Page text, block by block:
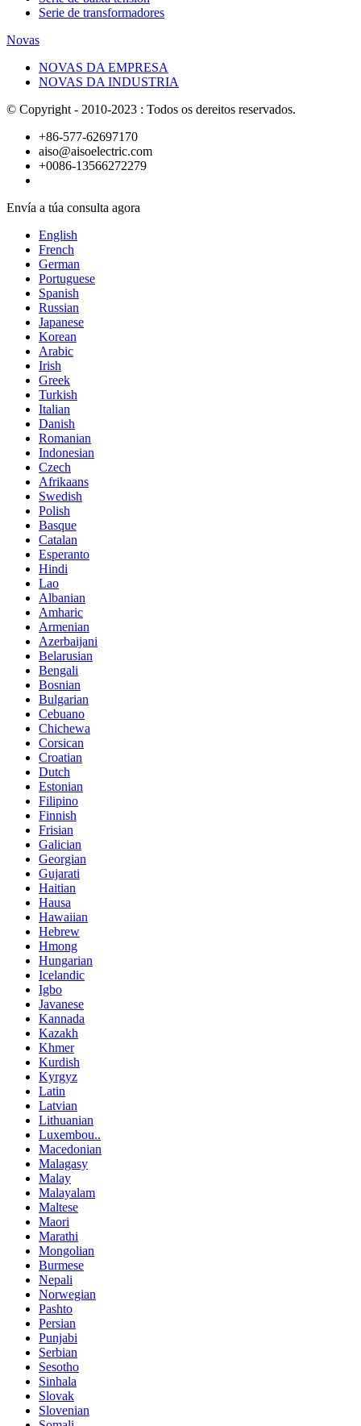
Serie de transformadores
Novas
NOVAS DA EMPRESA
NOVAS DA INDUSTRIA
© Copyright - 2010-2023 : Todos os dereitos reservados.
+86-577-62697170
aiso@aisoelectric.com
+0086-13566272279
Envía a túa consulta agora
English
French
German
Portuguese
Spanish
Russian
Japanese
Korean
Arabic
Irish
Greek
Turkish
Italian
Danish
Romanian
Indonesian
Czech
Afrikaans
Swedish
Polish
Basque
Catalan
Esperanto
Hindi
Lao
Albanian
Amharic
Armenian
Azerbaijani
Belarusian
Bengali
Bosnian
Bulgarian
Cebuano
Chichewa
Corsican
Croatian
Dutch
Estonian
Filipino
Finnish
Frisian
Galician
Georgian
Gujarati
Haitian
Hausa
Hawaiian
Hebrew
Hmong
Hungarian
Icelandic
Igbo
Javanese
Kannada
Kazakh
Khmer
Kurdish
Kyrgyz
Latin
Latvian
Lithuanian
Luxembou..
Macedonian
Malagasy
Malay
Malayalam
Maltese
Maori
Marathi
Mongolian
Burmese
Nepali
Norwegian
Pashto
Persian
Punjabi
Serbian
Sesotho
Sinhala
Slovak
Slovenian